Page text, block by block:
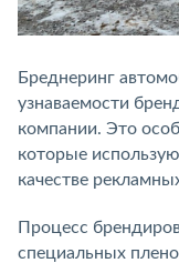
Бреднеринг
узнаваемости
компании. Это
которые
качестве
Процесс
специальных